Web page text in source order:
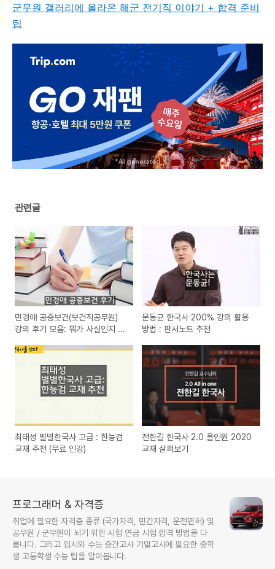
군무원 갤러리에 올라온 해군 전기직 이야기 + 합격 준비
팁
관련글
민경애 공중보건(보건직공무원)
강의 후기 모음: 뭐가 사실인지 ...
문동균 한국사 200% 강의 활용
방법 : 판서노트 추천
최태성 별별한국사 고급 : 한능검
교재 추천 (무료 인강)
전한길 한국사 2.0 올인원 2020
교재 살펴보기
프로그래머 & 자격증
취업에 필요한 자격증 종류 (국가자격, 민간자격, 운전면허) 및
공무원 / 군무원이 되기 위한 시험 연금 시험 합격 방법을 다
룹니다. 그리고 입시와 수능 중간고사 기말고사에 필요한 중학
생 고등학생 수능 팁을 알아봅니다.